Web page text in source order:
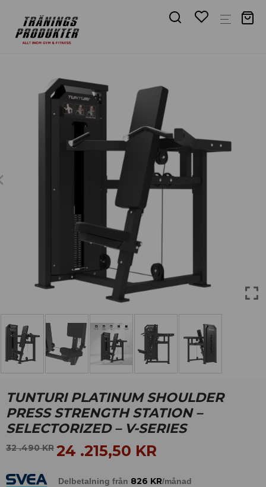
TUNTURI PLATINUM SHOULDER
PRESS STRENGTH STATION –
SELECTORIZED – V-SERIES
32 .490KR 24 .215,50 KR
Delbetalning från 826 KR/månad